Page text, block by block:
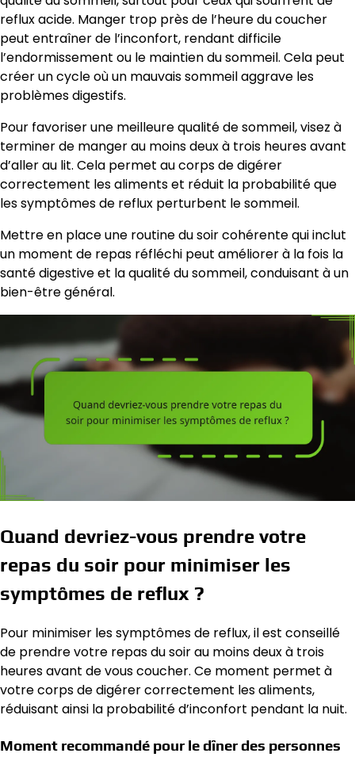
reflux acide. Manger trop près de l’heure du coucher
peut entraîner de l’inconfort, rendant difficile
l’endormissement ou le maintien du sommeil. Cela peut
créer un cycle où un mauvais sommeil aggrave les
problèmes digestifs.
Pour favoriser une meilleure qualité de sommeil, visez à
terminer de manger au moins deux à trois heures avant
d’aller au lit. Cela permet au corps de digérer
correctement les aliments et réduit la probabilité que
les symptômes de reflux perturbent le sommeil.
Mettre en place une routine du soir cohérente qui inclut
un moment de repas réfléchi peut améliorer à la fois la
santé digestive et la qualité du sommeil, conduisant à un
bien-être général.
Quand devriez-vous prendre votre
repas du soir pour minimiser les
symptômes de reflux ?
Pour minimiser les symptômes de reflux, il est conseillé
de prendre votre repas du soir au moins deux à trois
heures avant de vous coucher. Ce moment permet à
votre corps de digérer correctement les aliments,
réduisant ainsi la probabilité d’inconfort pendant la nuit.
Moment recommandé pour le dîner des personnes